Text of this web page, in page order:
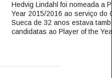
Hedvig Lindahl foi nomeada a
Year 2015/2016 ao serviço do
Sueca de 32 anos estava
candidatas ao Player of the